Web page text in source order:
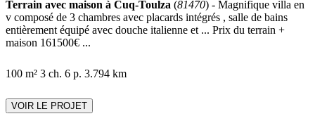
Terrain avec maison à Cuq-Toulza (81470) - Magnifique villa en
v composé de 3 chambres avec placards intégrés , salle de bains
entièrement équipé avec douche italienne et ... Prix du terrain +
maison 161500€ ...
100 m² 3 ch. 6 p. 3.794 km
VOIR LE PROJET